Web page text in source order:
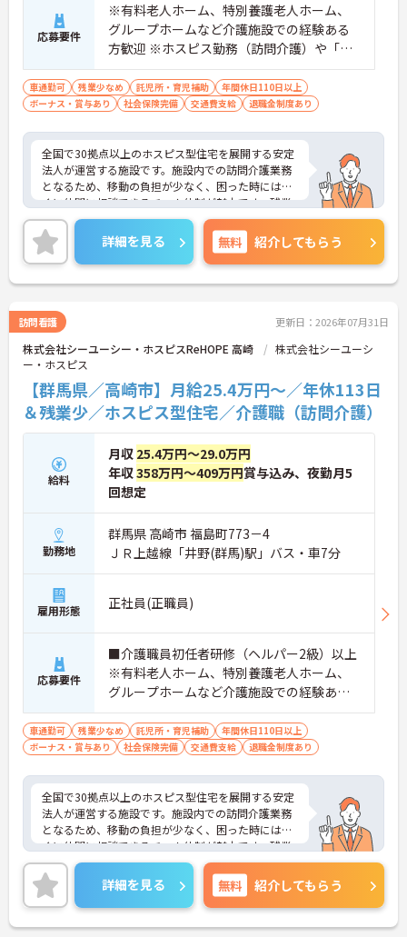
応募要件
※有料老人ホーム、特別養護老人ホーム、
グループホームなど介護施設での経験ある
方歓迎 ※ホスピス勤務（訪問介護）や「看
取り」が初めての方も可
車通勤可 残業少なめ 託児所・育児補助
年間休日110日以上
ボーナス・賞与あり
社会保険完備 交通費支給 退職金制度あり
全国で30拠点以上のホスピス型住宅を展開する安定
法人が運営する施設です。施設内での訪問介護業務
となるため、移動の負担が少なく、困った時にはす
ぐに仲間に相談できるチーム体制が魅力です。残業
は全社平均残業月5時間程度と少なく、3日以上の連
続休暇で支援金が支給される独自の制度や、美容皮
膚科などの割引が受けられる福利厚生も充実してい
ます。ホスピスケアが初めてでも、充実した入社時
研修と資格取得支援制度を活用し、専門性を高めな
す。ご入居者さまの生きる喜びに寄り添いながらチ
ームで協力しながらより良いケアを提供したい方に
ぴったりの環境です。
★おすすめPOINT★
【「看取り・難病ケアのプロ」として成長できる環
境が整っています】
・がん末期・神経難病の方に特化したホスピス型住
宅ならではの専門的なスキルを、日常業務の中で習
得することができます
・入社時は先輩スタッフの同行訪問からスタートす
るため、訪問介護未経験の方も安心して業務に慣れ
ることができます
・訪問診療医と24時間連携し、チームで看取りに取
り組む体制が整っているため、「看取りのプロ」と
して他施設では得られない経験を積むことができま
【頑張りがしっかり給与・評価に反映される職場で
す】
ています。
・入社半年でリーダーを任されたスタッフの実績が
あるなど、年次にかかわらず頑張りが評価され、キ
ャリアアップを実現できる職場環境です
【働きやすい休日・残業面と、長く安心して働ける
福利厚生が魅力です】
・月9日公休に加え、夏季・冬季休暇各3日が確保さ
れており（年間休日113日）、オンオフのメリハリ
をつけて働くことができます。
・全社平均残業月5時間程度と、業界平均を大きく
下回る少ない残業時間を実現しています
・退職金制度（勤続3年以上）・保育手当・育児短
時間勤務・マインドフルネスプログラムなど、長期
的に安心して働き続けるための制度が充実していま
詳細を見る 無料 紹介してもらう
訪問看護 更新日：2026年07月31日
株式会社シーユーシー・ホスピスReHOPE 高崎
株式会社シーユーシ
ー・ホスピス
【群馬県／高崎市】月給25.4万円～／年休113日
＆残業少／ホスピス型住宅／介護職（訪問介護）
給料
月収 25.4万円～29.0万円
年収358万円～409万円賞与込み、夜勤月5
回想定
勤務地
群馬県 高崎市 福島町773－4
ＪＲ上越線「井野(群馬)駅」バス・車7分
雇用形態 正社員(正職員)
応募要件
■介護職員初任者研修（ヘルパー2級）以上
※有料老人ホーム、特別養護老人ホーム、
グループホームなど介護施設での経験ある
方歓迎 ※ホスピス勤務（訪問介護）や「看
取り」が初めての方も可
車通勤可 残業少なめ 託児所・育児補助
年間休日110日以上
ボーナス・賞与あり
社会保険完備 交通費支給 退職金制度あり
全国で30拠点以上のホスピス型住宅を展開する安定
法人が運営する施設です。施設内での訪問介護業務
となるため、移動の負担が少なく、困った時にはす
ぐに仲間に相談できるチーム体制が魅力です。残業
は全社平均残業月5時間程度と少なく、3日以上の連
続休暇で支援金が支給される独自の制度や、美容皮
膚科などの割引が受けられる福利厚生も充実してい
ます。ホスピスケアが初めてでも、充実した入社時
研修と資格取得支援制度を活用し、専門性を高めな
詳細を見る 無料 紹介してもらう